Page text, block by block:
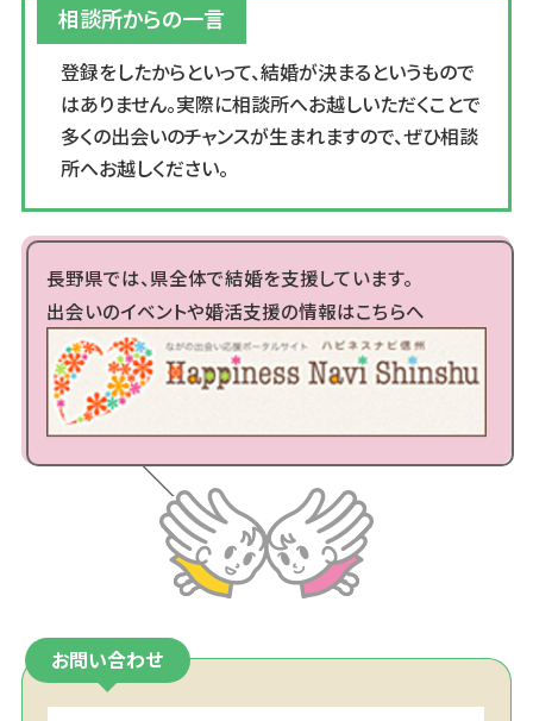
相談所からの一言
登録をしたからといって、結婚が決まるというもので
はありません。実際に相談所へお越しいただくことで
多くの出会いのチャンスが生まれますので、ぜひ相談
所へお越しください。
長野県では、県全体で結婚を支援しています。
出会いのイベントや婚活支援の情報はこちらへ
お問い合わせ